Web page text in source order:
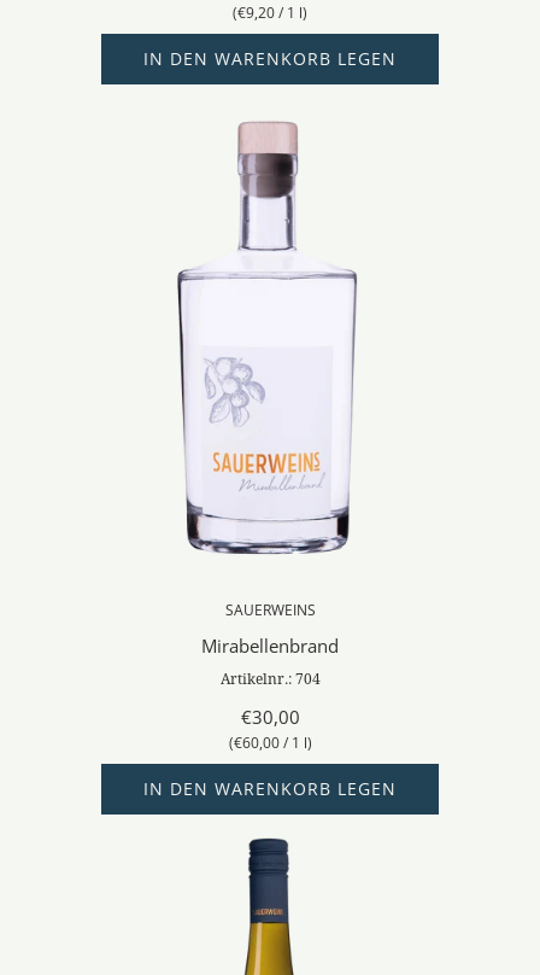
(€9,20/ 1 l)
IN DEN WARENKORB LEGEN
SAUERWEINS
Mirabellenbrand
Artikelnr.: 704
€30,00
(€60,00 / 1 l)
IN DEN WARENKORB LEGEN